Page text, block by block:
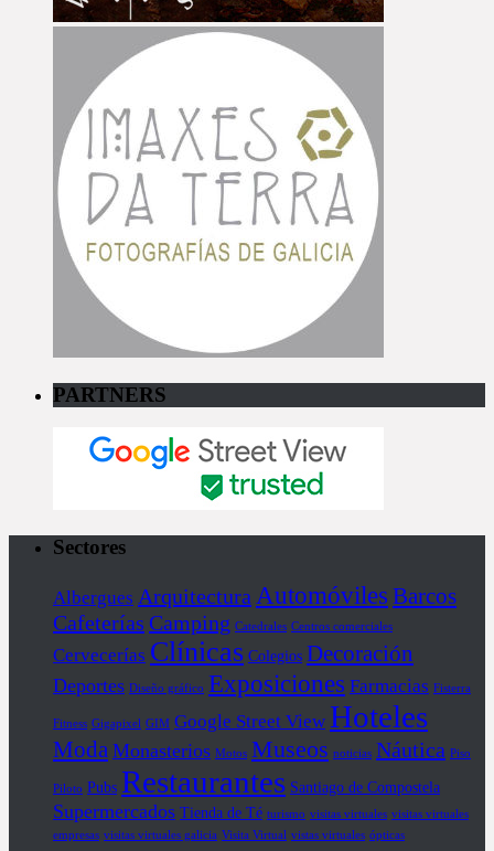
PARTNERS
Sectores
Albergues Arquitectura Automóviles Barcos
Cafeterías Camping Catedrales Centros comerciales
Cervecerías Clínicas Colegios Decoración
Deportes Diseño gráfico Exposiciones Farmacias Fisterra
Fitness Gigapixel GIM Google Street View Hoteles
Moda Monasterios Motos Museos noticias Náutica Piso
Piloto Pubs Restaurantes Santiago de Compostela
Supermercados Tienda de Té turismo visitas virtuales visitas virtuales
empresas visitas virtuales galicia Visita Virtual vistas virtuales ópticas